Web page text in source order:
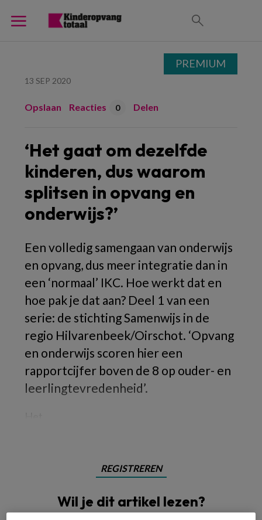
13 SEP 2020
Opslaan Reacties 0 Delen
‘Het gaat om dezelfde
kinderen, dus waarom
splitsen in opvang en
onderwijs?’
Een volledig samengaan van onderwijs
en opvang, dus meer integratie dan in
een ‘normaal’ IKC. Hoe werkt dat en
hoe pak je dat aan? Deel 1 van een
serie: de stichting Samenwijs in de
regio Hilvarenbeek/Oirschot. ‘Opvang
en onderwijs scoren hier een
rapportcijfer boven de 8 op ouder- en
leerlingtevredenheid’.
REGISTREREN
Wil je dit artikel lezen?
PREMIUM